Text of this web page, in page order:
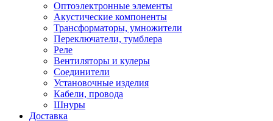
Оптоэлектронные элементы
Акустические компоненты
Трансформаторы, умножители
Переключатели, тумблера
Реле
Вентиляторы и кулеры
Соединители
Установочные изделия
Кабели, провода
Шнуры
Доставка